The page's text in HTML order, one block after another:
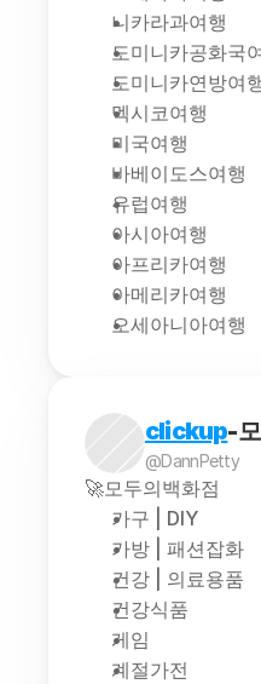
니카라과여행
도미니카공화국
도미니카연방여
멕시코여행
미국여행
바베이도스여행
유럽여행
아시아여행
아프리카여행
아메리카여행
오세아니아여행
clickup-
@DannPetty
🚀모두의백화점
가구 | DIY
가방 | 패션잡화
건강 | 의료용품
건강식품
게임
계절가전